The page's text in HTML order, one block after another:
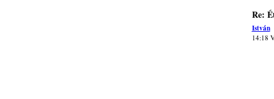
Re:
István
14:18